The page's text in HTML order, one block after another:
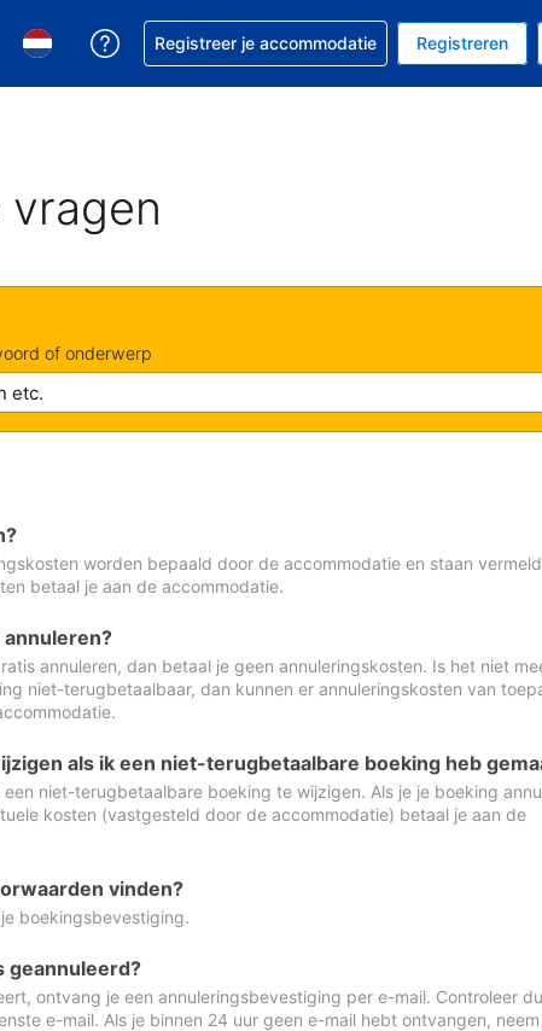
valuta. Je huidige valuta is EUR
Kies je taal. Je huidige taal is Nederlands
Krijg hulp bij je reservering
Registreer je accommodatie Registreren
of onderwerp
worden bepaald door de accommodatie en staan
betaal je aan de accommodatie.
annuleren, dan betaal je geen annuleringskosten. Is het niet
niet-terugbetaalbaar, dan kunnen er annuleringskosten van
als ik een niet-terugbetaalbare boeking heb
niet-terugbetaalbare boeking te wijzigen. Als je je boeking
kosten (vastgesteld door de accommodatie) betaal je aan de
vinden?
boekingsbevestiging.
geannuleerd?
ontvang je een annuleringsbevestiging per e-mail. Controleer
e-mail. Als je binnen 24 uur geen e-mail hebt ontvangen,